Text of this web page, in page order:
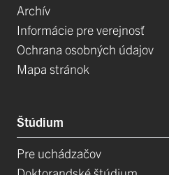
Archív
Informácie pre verejnosť
Ochrana osobných údajov
Mapa stránok
Štúdium
Pre uchádzačov